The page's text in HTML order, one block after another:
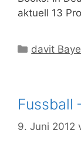
aktuell 13
davit
Fussball
9. Juni 2012